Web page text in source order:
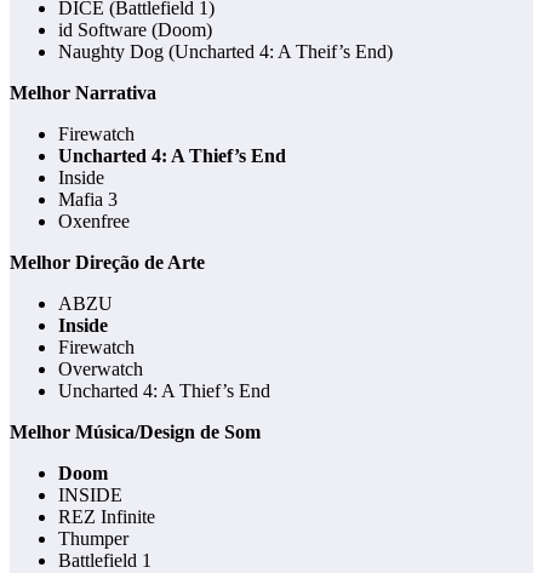
DICE (Battlefield 1)
id Software (Doom)
Naughty Dog (Uncharted 4: A Theif’s End)
Melhor Narrativa
Firewatch
Uncharted 4: A Thief’s End
Inside
Mafia 3
Oxenfree
Melhor Direção de Arte
ABZU
Inside
Firewatch
Overwatch
Uncharted 4: A Thief’s End
Melhor Música/Design de Som
Doom
INSIDE
REZ Infinite
Thumper
Battlefield 1